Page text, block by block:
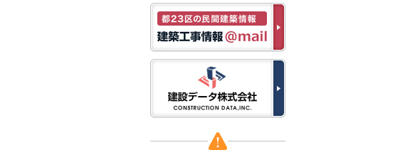
下記の期間につきまし
て、弊社休業のため情報
更新を停止させていただ
きます。
【期間】１２月２７日
(土)～１月４日(日)
上記の期間、情報の更新
がされませんので、ご了
承のほど、よろしくお願
なお、情報は１月５日
(月)より登録されます。